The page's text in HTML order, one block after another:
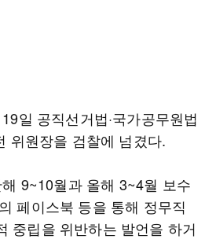
일 공직선거법·국가공무원법
위원장을 검찰에 넘겼다.
9~10월과 올해 3~4월 보수
페이스북 등을 통해 정무직
중립을 위반하는 발언을 하거